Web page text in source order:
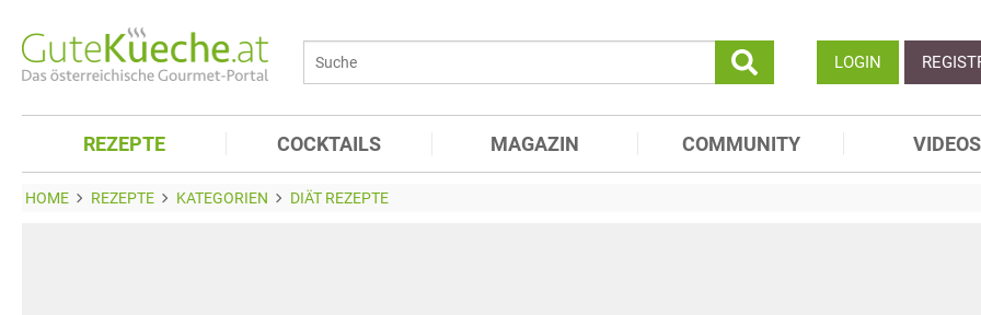
LOGIN
REZEPTE COCKTAILS MAGAZIN COMMUNITY VIDEOS
HOME REZEPTE KATEGORIEN DIÄT REZEPTE